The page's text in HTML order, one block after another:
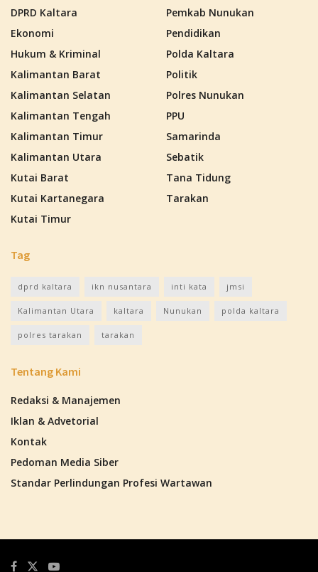
DPRD Kaltara
Ekonomi
Hukum & Kriminal
Kalimantan Barat
Kalimantan Selatan
Kalimantan Tengah
Kalimantan Timur
Kalimantan Utara
Kutai Barat
Kutai Kartanegara
Kutai Timur
Pemkab Nunukan
Pendidikan
Polda Kaltara
Politik
Polres Nunukan
PPU
Samarinda
Sebatik
Tana Tidung
Tarakan
Tag
dprd kaltara ikn nusantara inti kata jmsi
Kalimantan Utara kaltara Nunukan polda kaltara
polres tarakan tarakan
Tentang Kami
Redaksi & Manajemen
Iklan & Advetorial
Kontak
Pedoman Media Siber
Standar Perlindungan Profesi Wartawan